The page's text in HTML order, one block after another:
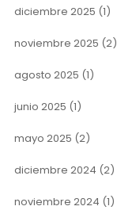
diciembre 2025 (1)
noviembre 2025 (2)
agosto 2025 (1)
junio 2025 (1)
mayo 2025 (2)
diciembre 2024 (2)
noviembre 2024 (1)